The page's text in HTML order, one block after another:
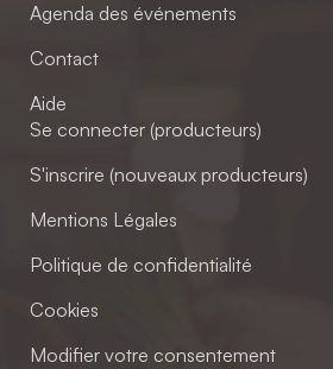
Agenda des événements
Contact
Aide
Se connecter (producteurs)
S'inscrire (nouveaux producteurs)
Mentions Légales
Politique de confidentialité
Cookies
Modifier votre consentement